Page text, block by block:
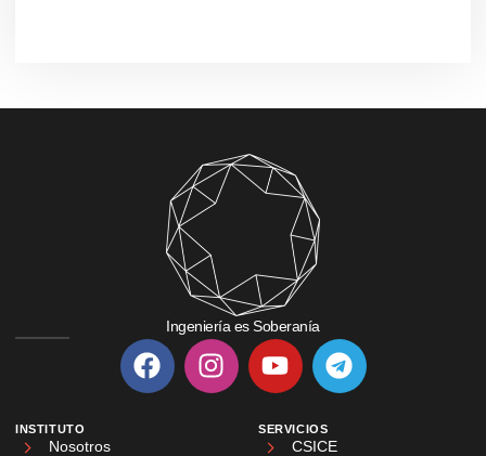
Ingeniería es Soberanía
INSTITUTO
Nosotros
SERVICIOS
CSICE